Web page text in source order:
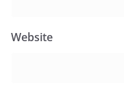
Website